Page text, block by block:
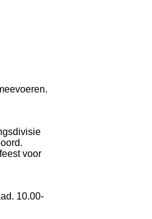
voor
10.00-